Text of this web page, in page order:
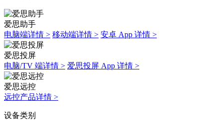
爱思助手
电脑端详情 > 移动端详情 > 安卓 App 详情 >
爱思投屏
电脑/TV 端详情 > 爱思投屏 App 详情 >
爱思远控
远控产品详情 >
设备类别